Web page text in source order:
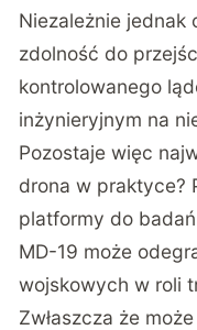
Niezależnie jednak
zdolność do
kontrolowanego
inżynieryjnym na
Pozostaje więc
drona w praktyce?
platformy do
MD-19 może
wojskowych w roli
Zwłaszcza że